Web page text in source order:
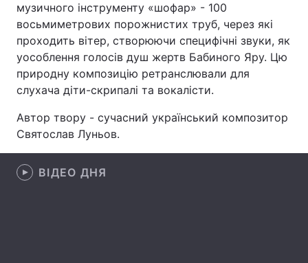
Інтерв'ю Думки
Архів Вакансії
Послуги
музичного інструменту «шофар» - 100
восьмиметрових порожнистих труб, через які
проходить вітер, створюючи специфічні звуки, як
уособлення голосів душ жертв Бабиного Яру. Цю
природну композицію ретранслювали для
слухача діти-скрипалі та вокалісти.
Автор твору - сучасний український композитор
Святослав Луньов.
ВІДЕО ДНЯ